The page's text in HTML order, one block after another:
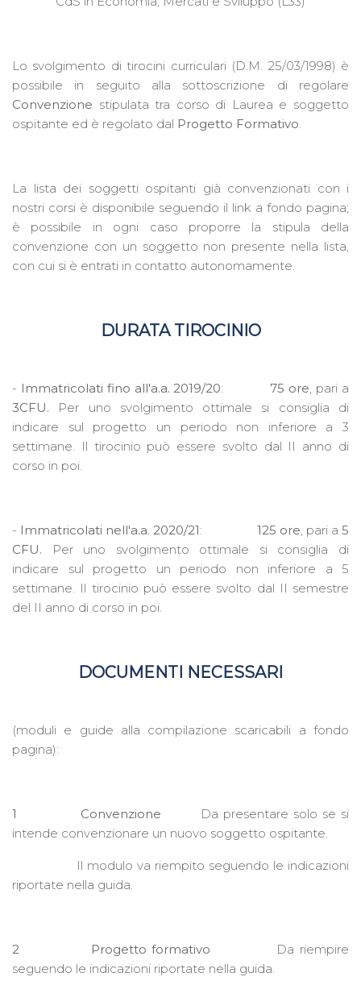
Lo svolgimento di tirocini curriculari (D.M. 25/03/1998) è
possibile in seguito alla sottoscrizione di regolare
Convenzione stipulata tra corso di Laurea e soggetto
ospitante ed è regolato dal Progetto Formativo.
La lista dei soggetti ospitanti già convenzionati con i
nostri corsi è disponibile seguendo il link a fondo pagina;
è possibile in ogni caso proporre la stipula della
convenzione con un soggetto non presente nella lista,
con cui si è entrati in contatto autonomamente.
DURATA TIROCINIO
- Immatricolati fino all'a.a. 2019/20: 75 ore, pari a
3CFU. Per uno svolgimento ottimale si consiglia di
indicare sul progetto un periodo non inferiore a 3
settimane. Il tirocinio può essere svolto dal II anno di
corso in poi.
- Immatricolati nell'a.a. 2020/21: 125 ore, pari a 5
CFU.
Per uno svolgimento ottimale si consiglia di
indicare sul progetto un periodo non inferiore a 5
settimane. Il tirocinio può essere svolto dal II semestre
del II anno di corso in poi.
DOCUMENTI NECESSARI
(moduli e guide alla compilazione scaricabili a fondo
pagina):
1 Convenzione
Da presentare solo se si
intende convenzionare un nuovo soggetto ospitante.
Il modulo va riempito seguendo le indicazioni
riportate nella guida.
2 Progetto formativo
Da riempire
seguendo le indicazioni riportate nella guida.